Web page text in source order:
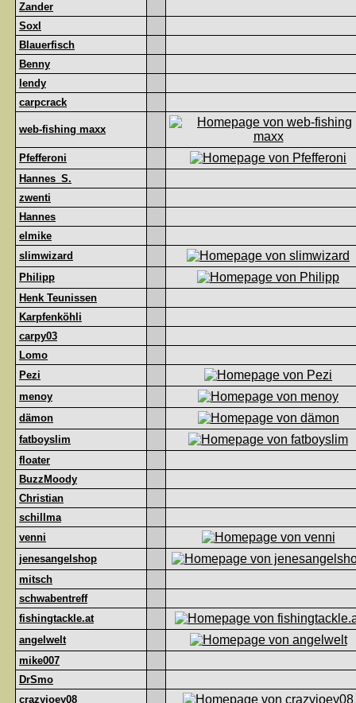
Zander
Soxl
Blauerfisch
Benny
lendy
carpcrack
web-fishing maxx
Pfefferoni
Hannes_S.
zwenti
Hannes
elmike
slimwizard
Philipp
Henk Teunissen
Karpfenköhli
carpy03
Lomo
Pezi
menoy
dämon
fatboyslim
floater
BuzzMoody
Christian
schillma
venni
jenesangelshop
mitsch
schwabentreff
fishingtackle.at
angelwelt
mike007
DrSmo
crazyjoey08